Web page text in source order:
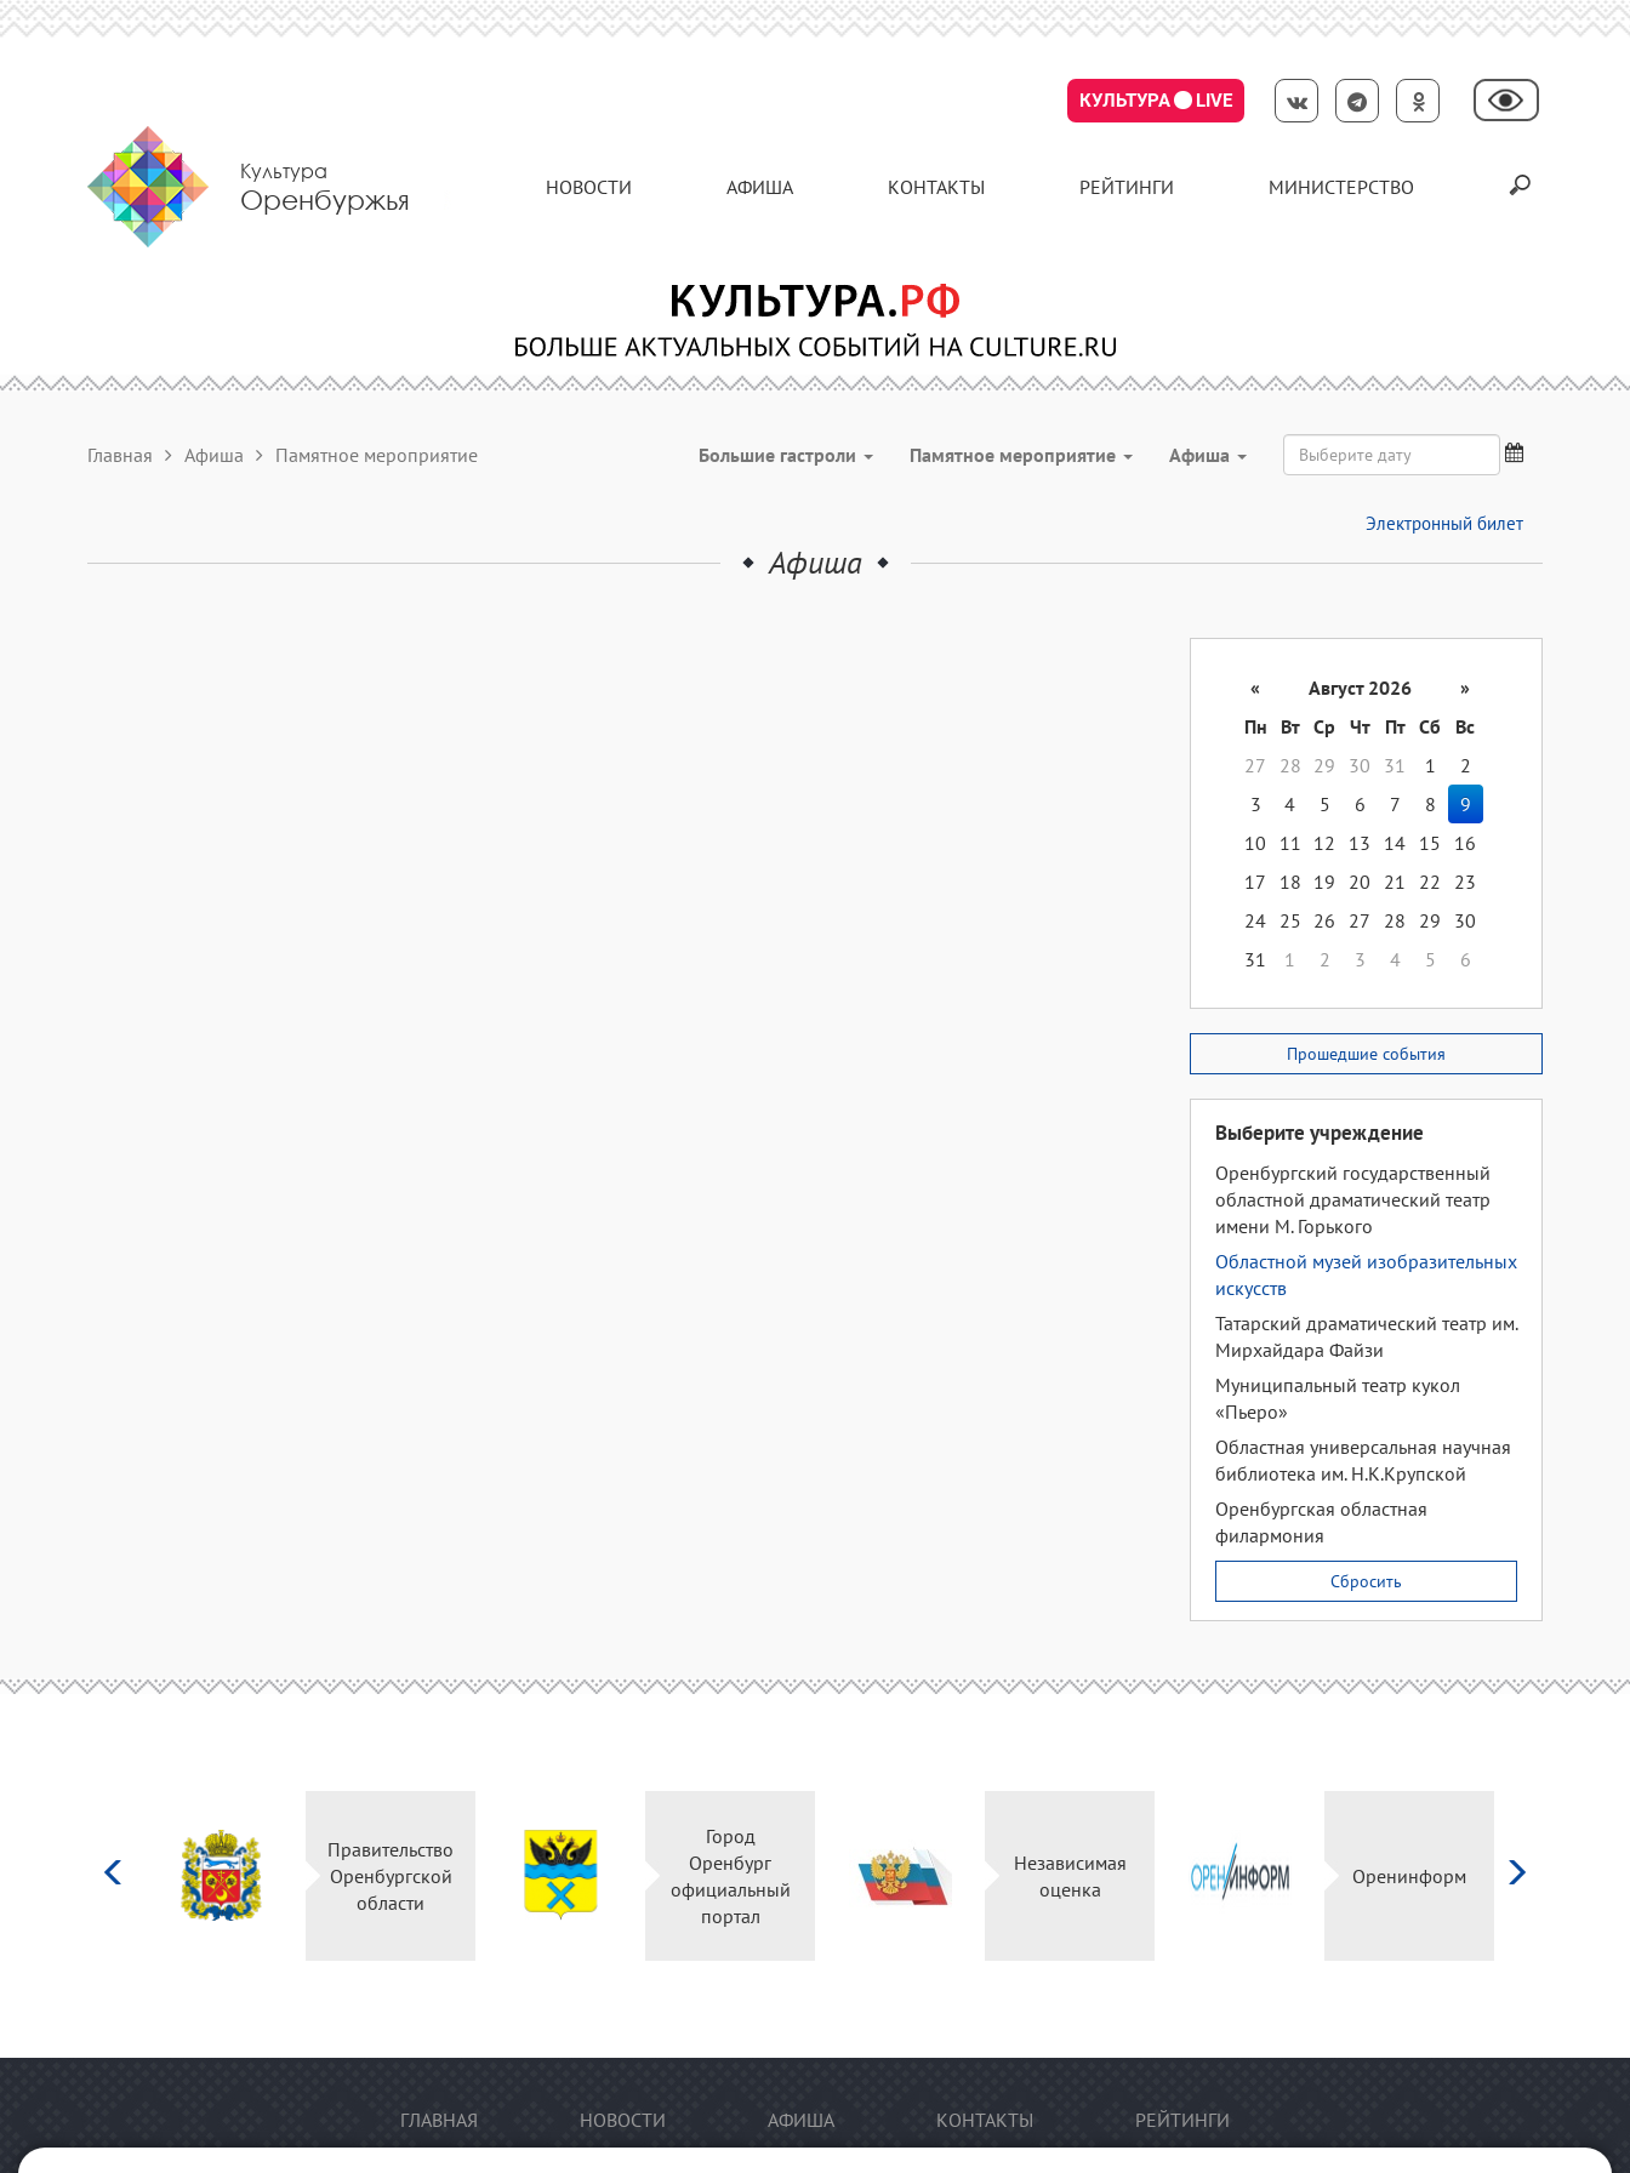
КУЛЬТУРА LIVE
Культура
Оренбуржья НОВОСТИ АФИША КОНТАКТЫ РЕЙТИНГИ МИНИСТЕРСТВО
Главная Афиша Памятное мероприятие Большие гастроли Памятное мероприятие Aфиша
Электронный билет
Афиша
« Август 2026
»
Пн
Вт Ср Чт Пт Сб
Вс
27
28 29 30 31 1
2
3
4 5 6 7 8
9
10
11 12 13 14 15
16
17
18 19 20 21 22
23
24 25 26 27 28 29
30
31
1 2 3 4 5 6
Прошедшие события
Выберите учреждение
Оренбургский государственный
областной драматический театр
имени М. Горького
Областной музей изобразительных
искусств
Татарский драматический театр им.
Мирхайдара Файзи
Муниципальный театр кукол
«Пьеро»
Областная универсальная научная
библиотека им. Н.К.Крупской
Оренбургская областная
филармония
Сбросить
Правительство
Оренбургской
области
Город
Оренбург
официальный
портал
Независимая
оценка
Оренинформ
ГЛАВНАЯ НОВОСТИ АФИША КОНТАКТЫ РЕЙТИНГИ